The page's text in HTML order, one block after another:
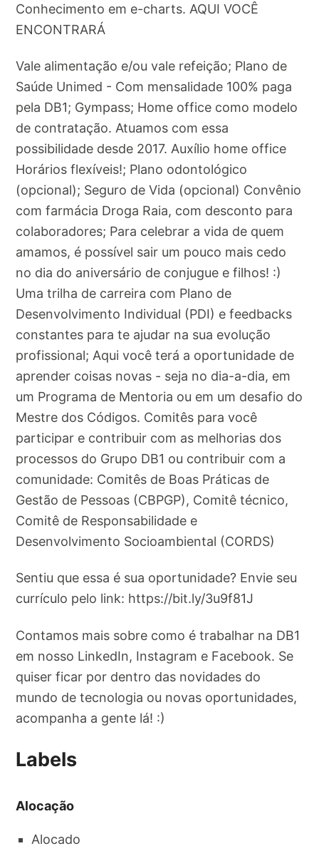
Conhecimento em e-charts. AQUI VOCÊ
ENCONTRARÁ
Vale alimentação e/ou vale refeição; Plano de
Saúde Unimed - Com mensalidade 100% paga
pela DB1; Gympass; Home office como modelo
de contratação. Atuamos com essa
possibilidade desde 2017. Auxílio home office
Horários flexíveis!; Plano odontológico
(opcional); Seguro de Vida (opcional) Convênio
com farmácia Droga Raia, com desconto para
colaboradores; Para celebrar a vida de quem
amamos, é possível sair um pouco mais cedo
no dia do aniversário de conjugue e filhos! :)
Uma trilha de carreira com Plano de
Desenvolvimento Individual (PDI) e feedbacks
constantes para te ajudar na sua evolução
profissional; Aqui você terá a oportunidade de
aprender coisas novas - seja no dia-a-dia, em
um Programa de Mentoria ou em um desafio do
Mestre dos Códigos. Comitês para você
participar e contribuir com as melhorias dos
processos do Grupo DB1 ou contribuir com a
comunidade: Comitês de Boas Práticas de
Gestão de Pessoas (CBPGP), Comitê técnico,
Comitê de Responsabilidade e
Desenvolvimento Socioambiental (CORDS)
Sentiu que essa é sua oportunidade? Envie seu
currículo pelo link: https://bit.ly/3u9f81J
Contamos mais sobre como é trabalhar na DB1
em nosso LinkedIn, Instagram e Facebook. Se
quiser ficar por dentro das novidades do
mundo de tecnologia ou novas oportunidades,
acompanha a gente lá! :)
Labels
Alocação
Alocado